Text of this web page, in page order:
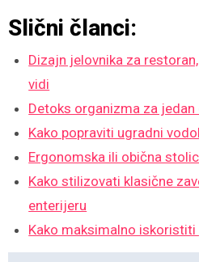
Slični članci:
Dizajn jelovnika za
vidi
Detoks organizma za
Kako popraviti ugradni
Ergonomska ili obična
Kako stilizovati klasične
enterijeru
Kako maksimalno